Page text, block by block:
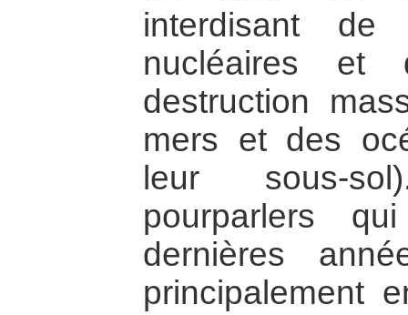
interdisant
nucléaires et
destruction
mers et des
leur sous-
pourparlers
dernières
principalement